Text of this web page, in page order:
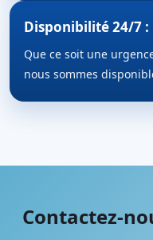
Disponibilité 24/7 :
Que ce soit une
nous sommes
Contactez-